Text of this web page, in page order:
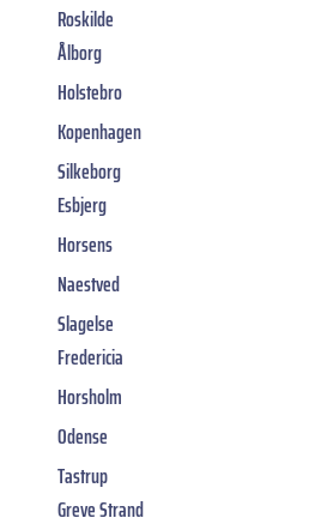
Roskilde
Ålborg
Holstebro
Kopenhagen
Silkeborg
Esbjerg
Horsens
Naestved
Slagelse
Fredericia
Horsholm
Odense
Tastrup
Greve Strand